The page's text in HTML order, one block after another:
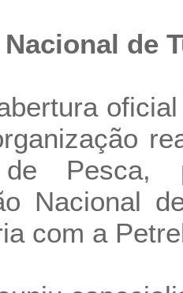
Nacional de
de Pesca,
Nacional
com a